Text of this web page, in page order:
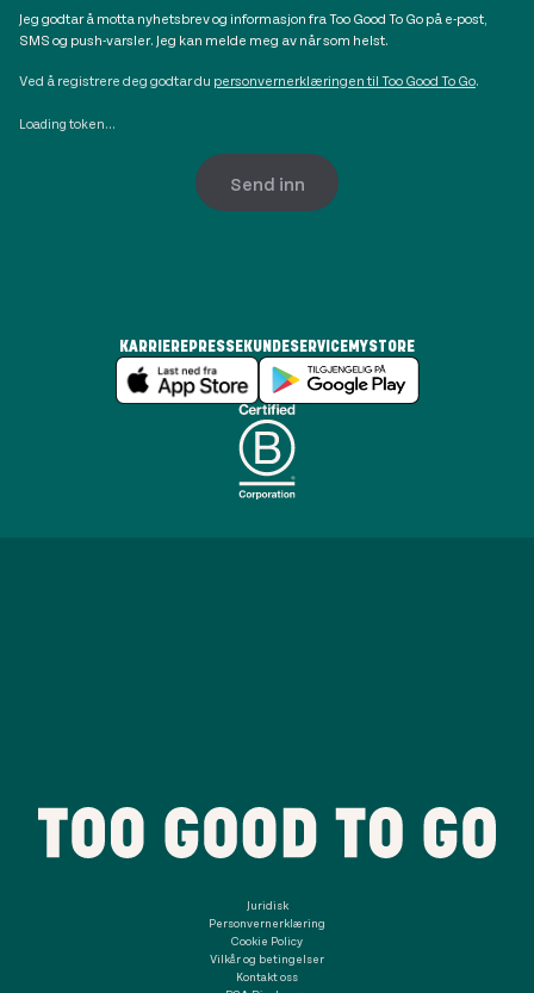
Jeg godtar å motta nyhetsbrev og informasjon fra Too Good To Go på e-post,
SMS og push-varsler. Jeg kan melde meg av når som helst.
Ved å registrere deg godtar du personvernerklæringen til Too Good To Go.
Loading token...
Send inn
KARRIERE PRESSE KUNDESERVICE MYSTORE
Juridisk
Personvernerklæring
Cookie Policy
Vilkår og betingelser
Kontakt oss